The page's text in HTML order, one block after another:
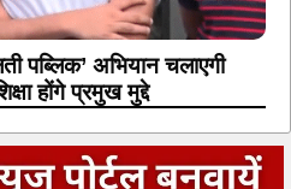
पब्लिक’ अभियान चलाएगी
होंगे प्रमुख मुद्दे